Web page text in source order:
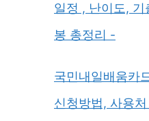
일정 , 난이도, 기
봉 총정리 -
국민내일배움카
신청방법, 사용